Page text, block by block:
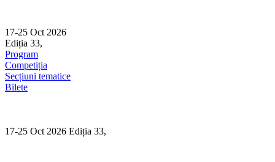
content
17-25 Oct 2026
Ediția 33,
Program
Competiția
Secțiuni tematice
Bilete
17-25 Oct 2026 Ediția 33,